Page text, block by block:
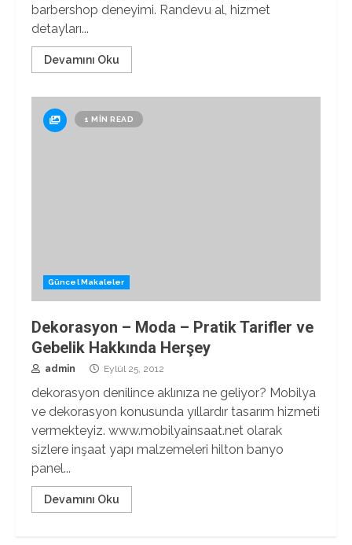
barbershop deneyimi. Randevu al, hizmet
detayları...
Devamını Oku
1 MIN READ
Güncel Makaleler
Dekorasyon – Moda – Pratik Tarifler ve
Gebelik Hakkında Herşey
admin Eylül 25, 2012
dekorasyon denilince aklınıza ne geliyor? Mobilya
ve dekorasyon konusunda yıllardır tasarım hizmeti
vermekteyiz. www.mobilyainsaat.net olarak
sizlere inşaat yapı malzemeleri hilton banyo
panel...
Devamını Oku